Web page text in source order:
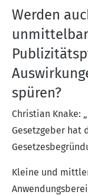
Werden
spüren?
Christian Knake:
Gesetzgeber hat
Kleine und